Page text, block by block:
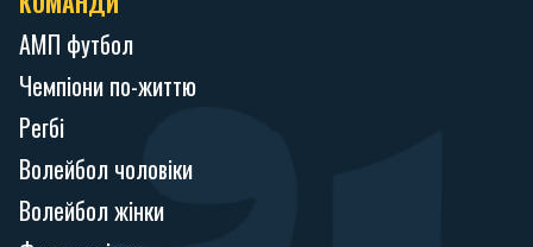
КОМАНДИ
АМП футбол
Чемпіони по-життю
Регбі
Волейбол чоловіки
Волейбол жінки